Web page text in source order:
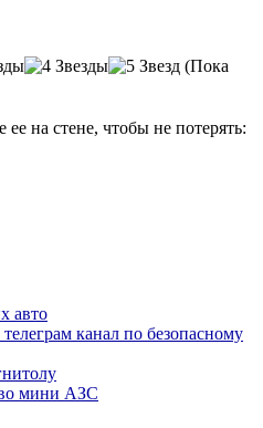
(Пока
ее на стене, чтобы не потерять:
авто
канал по безопасному
мини АЗС